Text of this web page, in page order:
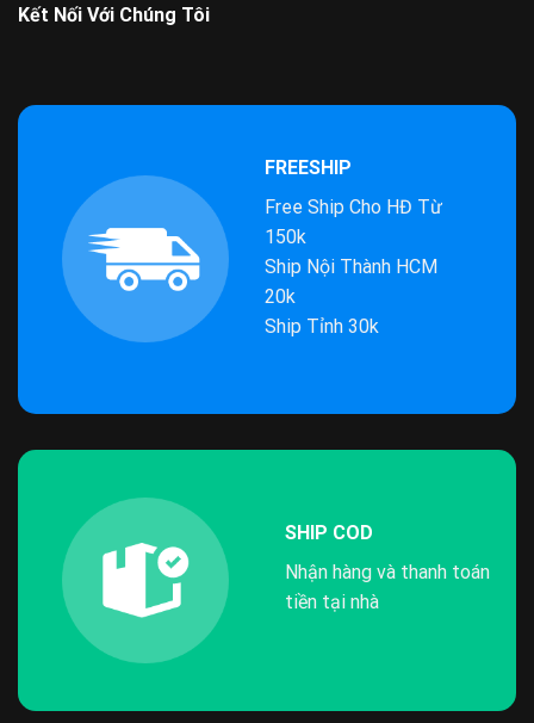
Kết Nối Với Chúng Tôi
FREESHIP
Free Ship Cho HĐ Từ
150k
Ship Nội Thành HCM
20k
Ship Tỉnh 30k
SHIP COD
Nhận hàng và thanh toán
tiền tại nhà